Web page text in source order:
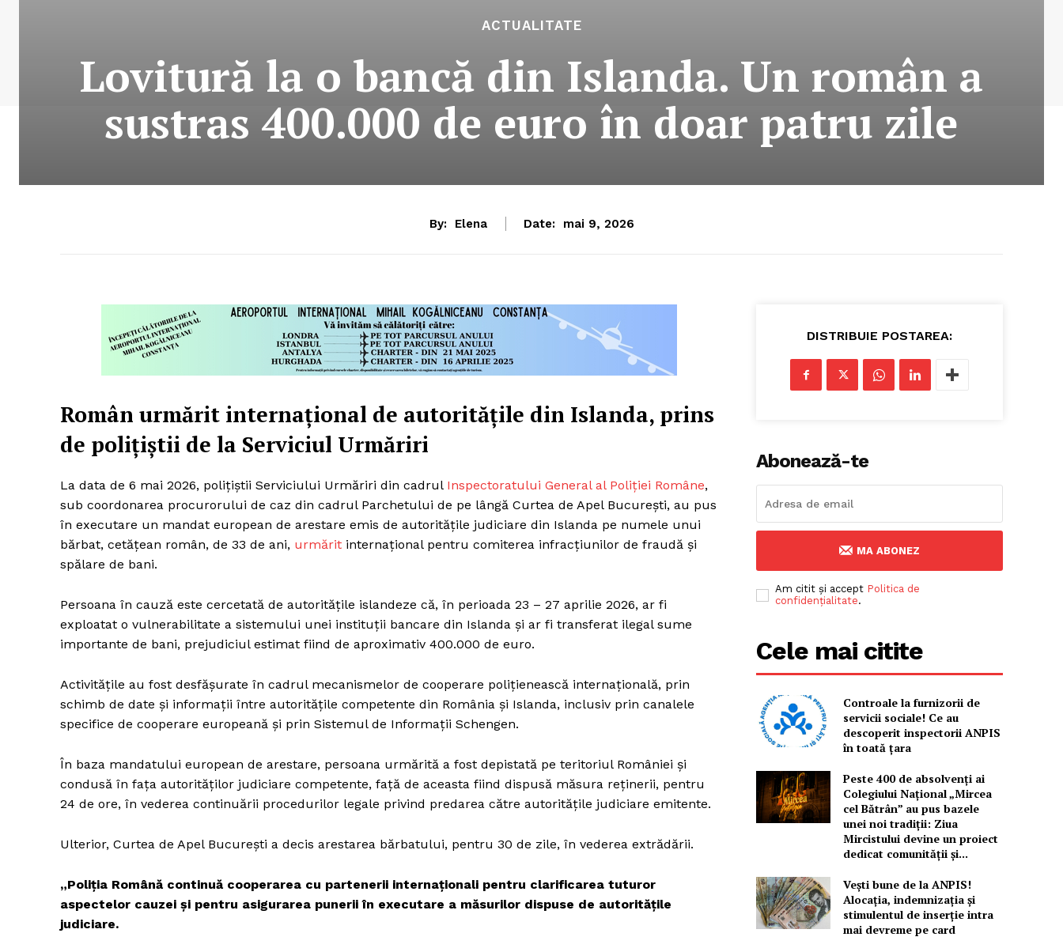
ACTUALITATE
Lovitură la o bancă din Islanda. Un român a
sustras 400.000 de euro în doar patru zile
By: Elena Date: mai 9, 2026
Român urmărit internațional de autoritățile din Islanda, prins
de polițiștii de la Serviciul Urmăriri
La data de 6 mai 2026, polițiștii Serviciului Urmăriri din cadrul Inspectoratului General al Poliției Române,
sub coordonarea procurorului de caz din cadrul Parchetului de pe lângă Curtea de Apel București, au pus
în executare un mandat european de arestare emis de autoritățile judiciare din Islanda pe numele unui
bărbat, cetățean român, de 33 de ani, urmărit internațional pentru comiterea infracțiunilor de fraudă și
spălare de bani.
Persoana în cauză este cercetată de autoritățile islandeze că, în perioada 23 – 27 aprilie 2026, ar fi
exploatat o vulnerabilitate a sistemului unei instituții bancare din Islanda și ar fi transferat ilegal sume
importante de bani, prejudiciul estimat fiind de aproximativ 400.000 de euro.
Activitățile au fost desfășurate în cadrul mecanismelor de cooperare polițienească internațională, prin
schimb de date și informații între autoritățile competente din România și Islanda, inclusiv prin canalele
specifice de cooperare europeană și prin Sistemul de Informații Schengen.
În baza mandatului european de arestare, persoana urmărită a fost depistată pe teritoriul României și
condusă în fața autorităților judiciare competente, față de aceasta fiind dispusă măsura reținerii, pentru
24 de ore, în vederea continuării procedurilor legale privind predarea către autoritățile judiciare emitente.
Ulterior, Curtea de Apel București a decis arestarea bărbatului, pentru 30 de zile, în vederea extrădării.
„Poliția Română continuă cooperarea cu partenerii internaționali pentru clarificarea tuturor
aspectelor cauzei și pentru asigurarea punerii în executare a măsurilor dispuse de autoritățile
judiciare.
DISTRIBUIE POSTAREA:
Abonează-te
MA ABONEZ
Am citit și accept Politica de
confidențialitate.
Cele mai citite
Controale la furnizorii de
servicii sociale! Ce au
descoperit inspectorii ANPIS
în toată țara
Peste 400 de absolvenți ai
Colegiului Național „Mircea
cel Bătrân” au pus bazele
unei noi tradiții: Ziua
Mircistului devine un proiect
dedicat comunității și...
Vești bune de la ANPIS!
Alocația, indemnizația și
stimulentul de inserție intra
mai devreme pe card